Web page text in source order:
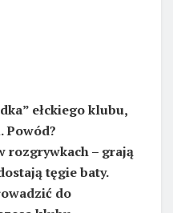
ełckiego klubu,
Powód?
rozgrywkach – grają
tęgie baty.
do